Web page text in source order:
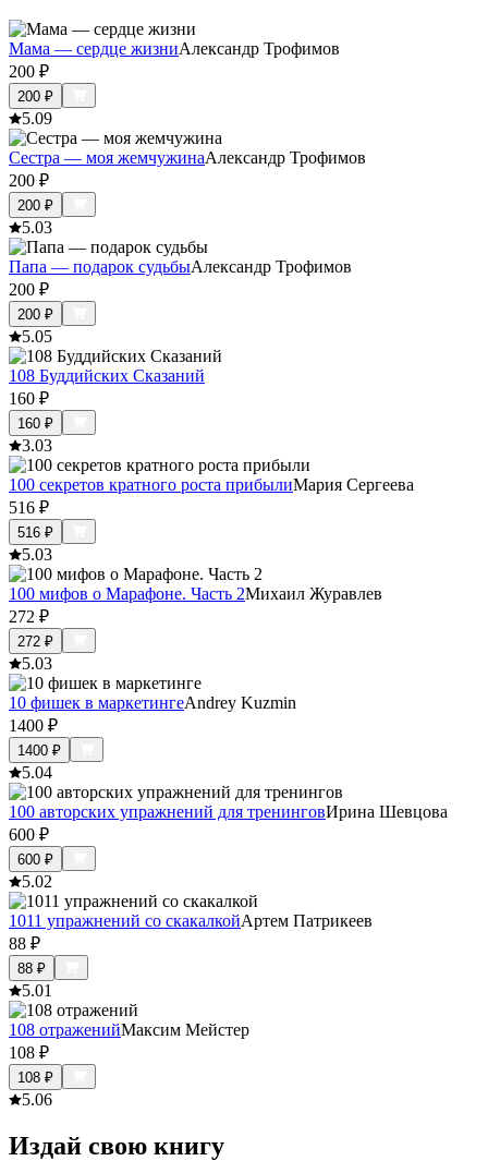
Мама — сердце жизниАлександр Трофимов
200 ₽
200 ₽
5.09
Сестра — моя жемчужинаАлександр Трофимов
200 ₽
200 ₽
5.03
Папа — подарок судьбыАлександр Трофимов
200 ₽
200 ₽
5.05
108 Буддийских Сказаний
160 ₽
160 ₽
3.03
100 секретов кратного роста прибылиМария Сергеева
516 ₽
516 ₽
5.03
100 мифов о Марафоне. Часть 2Михаил Журавлев
272 ₽
272 ₽
5.03
10 фишек в маркетингеAndrey Kuzmin
1400 ₽
1400 ₽
5.04
100 авторских упражнений для тренинговИрина Шевцова
600 ₽
600 ₽
5.02
1011 упражнений со скакалкойАртем Патрикеев
88 ₽
88 ₽
5.01
108 отраженийМаксим Мейстер
108 ₽
108 ₽
5.06
Издай свою книгу